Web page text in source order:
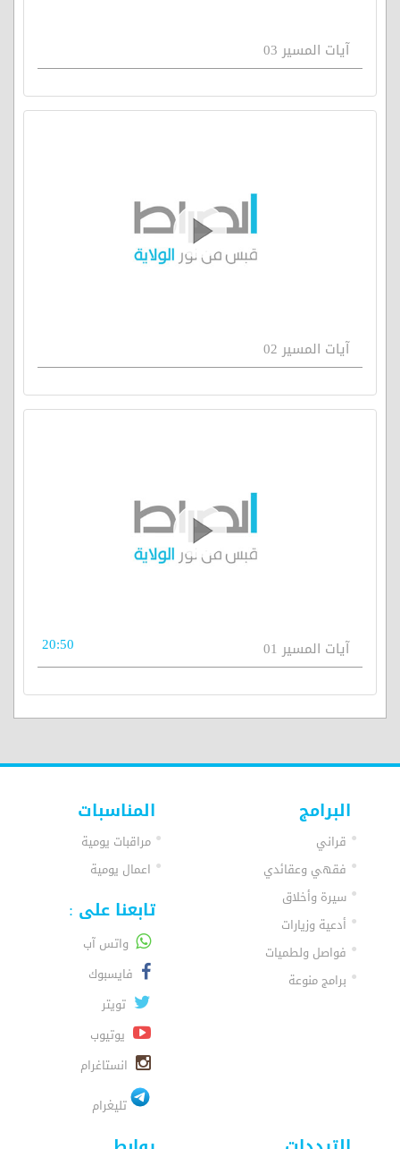
آيات المسير 03
آيات المسير 02
آيات المسير 01 20:50
البرامج
قراني
فقهي وعقائدي
سيرة وأخلاق
أدعية وزيارات
فواصل ولطميات
برامج منوعة
المناسبات
مراقبات يومية
اعمال يومية
تابعنا على :
واتس آب
فايسبوك
تويتر
يوتيوب
انستاغرام
تليغرام